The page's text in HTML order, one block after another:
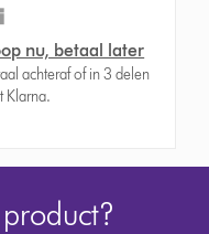
nu, betaal later
achteraf of in 3 delen
Klarna.